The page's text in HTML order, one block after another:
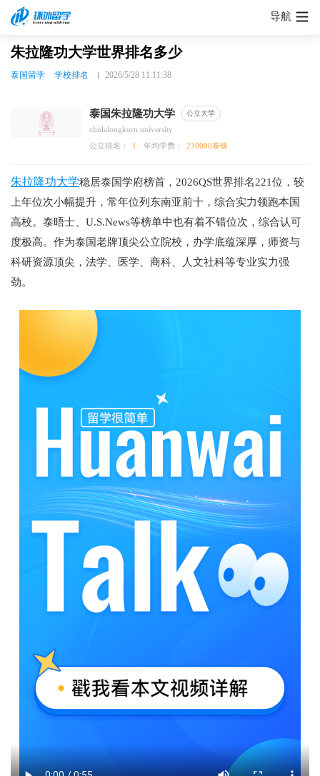
导航
朱拉隆功大学世界排名多少
泰国留学 学校排名 2026/5/28 11:11:38
泰国朱拉隆功大学 公立大学
chulalongkorn university
公立排名：
1 年均学费： 230000泰铢
朱拉隆功大学稳居泰国学府榜首，2026QS世界排名221位，较
上年位次小幅提升，常年位列东南亚前十，综合实力领跑本国
高校。泰晤士、U.S.News等榜单中也有着不错位次，综合认可
度极高。作为泰国老牌顶尖公立院校，办学底蕴深厚，师资与
科研资源顶尖，法学、医学、商科、人文社科等专业实力强
劲。